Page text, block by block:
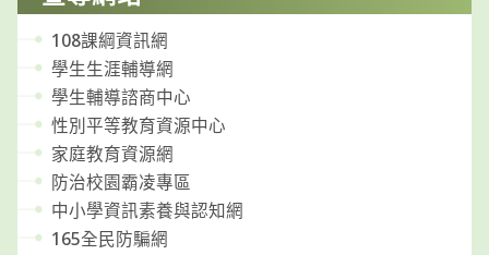
108課綱資訊網
學生生涯輔導網
學生輔導諮商中心
性別平等教育資源中心
家庭教育資源網
防治校園霸凌專區
中小學資訊素養與認知網
165全民防騙網